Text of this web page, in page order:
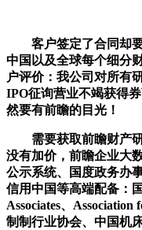
客户签定了合同却要
中国以及全球每个细分
户评价：我公司对所有
IPO征询营业不竭获得
然要有前瞻的目光！
需要获取前瞻财产研
没有加价，前瞻企业大
公示系统、国度政务办
信用中国等高端配备：
Associates、
制制行业协会、中国机